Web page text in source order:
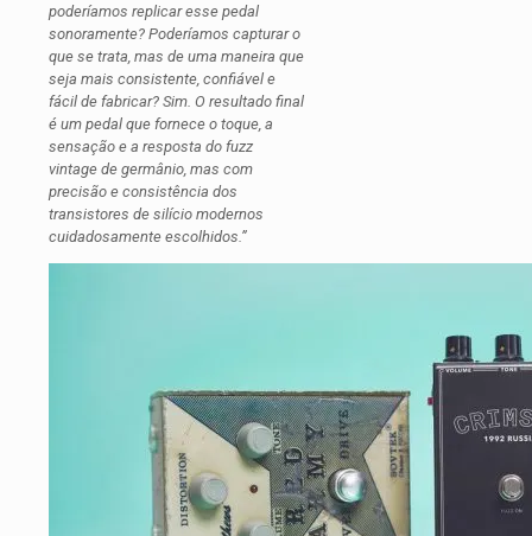
poderíamos replicar esse pedal
sonoramente? Poderíamos capturar o
que se trata, mas de uma maneira que
seja mais consistente, confiável e
fácil de fabricar? Sim. O resultado final
é um pedal que fornece o toque, a
sensação e a resposta do fuzz
vintage de germânio, mas com
precisão e consistência dos
transistores de silício modernos
cuidadosamente escolhidos.”